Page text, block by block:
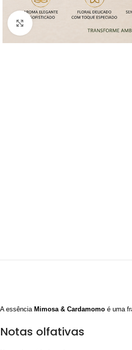
A essência Mimosa & Cardamomo é uma
Notas olfativas